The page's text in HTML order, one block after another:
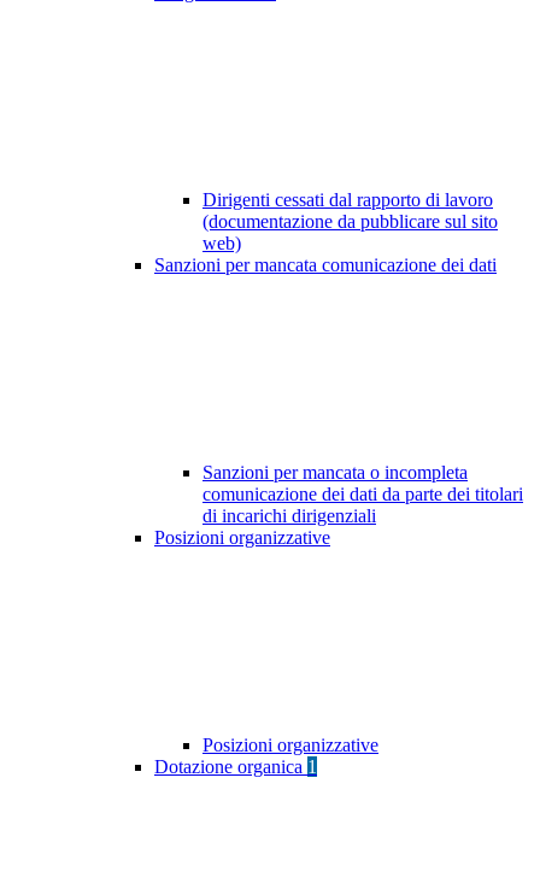
Dirigenti cessati dal rapporto di lavoro
(documentazione da pubblicare sul sito
web)
Sanzioni per mancata comunicazione dei dati
Sanzioni per mancata o incompleta
comunicazione dei dati da parte dei titolari
di incarichi dirigenziali
Posizioni organizzative
Posizioni organizzative
Dotazione organica 1